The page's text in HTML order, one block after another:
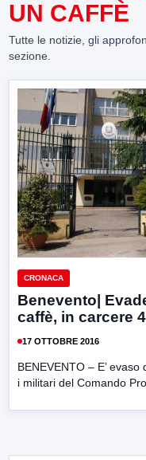
UN CAFFÈ
Tutte le notizie, gli
sezione.
CRONACA
Benevento|
caffè, in carcere
17 OTTOBRE 2016
BENEVENTO – E’
i militari del Comando